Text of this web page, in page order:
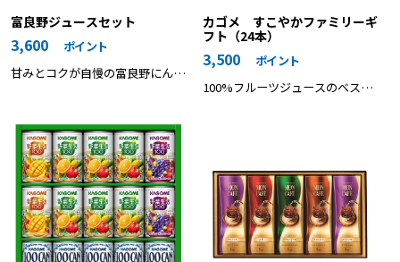
富良野ジュースセット
3,600
ポイント
甘みとコクが自慢の富良野にんじ
カゴメ すこやかファミリーギ
フト（24本）
3,500
ポイント
100%フルーツジュースのベスト